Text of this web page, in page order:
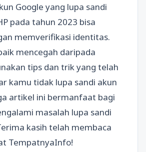
Google yang lupa sandi
pada tahun 2023 bisa
memverifikasi identitas.
mencegah daripada
tips dan trik yang telah
kamu tidak lupa sandi akun
artikel ini bermanfaat bagi
masalah lupa sandi
kasih telah membaca
TempatnyaInfo!